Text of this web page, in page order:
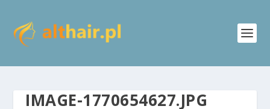
IMAGE-1770654627.JPG